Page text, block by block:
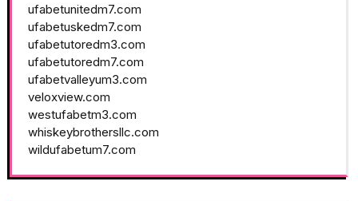
ufabetunitedm7.com
ufabetuskedm7.com
ufabetutoredm3.com
ufabetutoredm7.com
ufabetvalleyum3.com
veloxview.com
westufabetm3.com
whiskeybrothersllc.com
wildufabetum7.com